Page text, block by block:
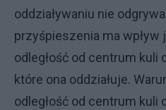
oddziaływaniu nie
przyśpieszenia ma wpływ
odległość od centrum kuli
które ona oddziałuje.
odległość od centrum kuli